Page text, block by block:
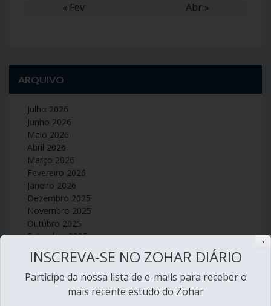
« Fev Abr »
ARQUIVO
Julho 2026
Junho 2026
Maio 2026
Abril 2026
Março 2026
Fevereiro 2026
Janeiro 2026
Dezembro 2025
Novembro 2025
Outubro 2025
Setembro 2025
Julho 2025
Junho 2025
Maio 2025
✕
INSCREVA-SE NO ZOHAR DIÁRIO
Participe da nossa lista de e-mails para receber o
mais recente estudo do Zohar